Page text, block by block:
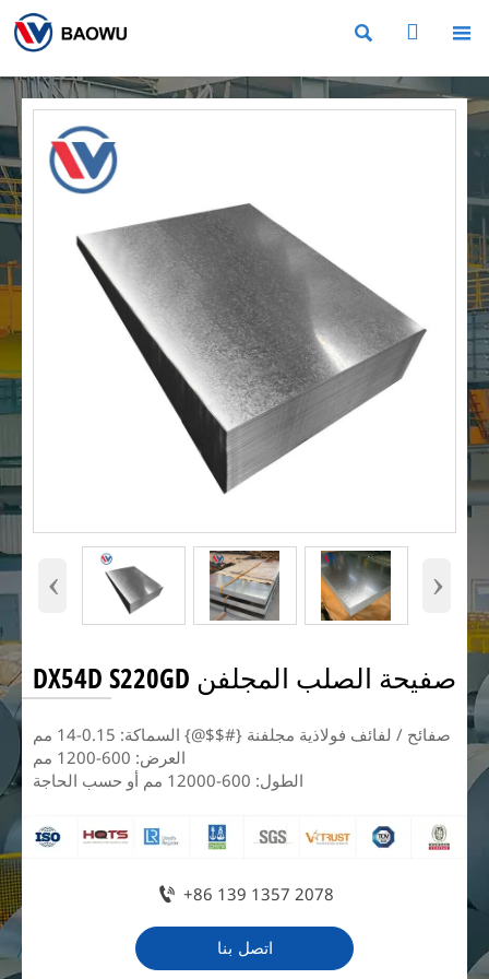
  
‹ ›
صفيحة الصلب المجلفن DX54D S220GD
صفائح / لفائف فولاذية مجلفنة {#$$@} السماكة: 0.15-14 مم
العرض: 600-1200 مم
الطول: 600-12000 مم أو حسب الحاجة
 +86 139 1357 2078
اتصل بنا